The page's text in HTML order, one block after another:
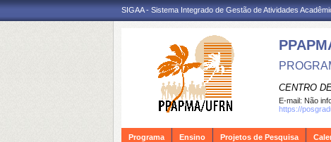
SIGAA - Sistema Integrado de Gestão de Atividades
CENTRO
E-mail: Não
https://
Programa Ensino Projetos de Pesquisa